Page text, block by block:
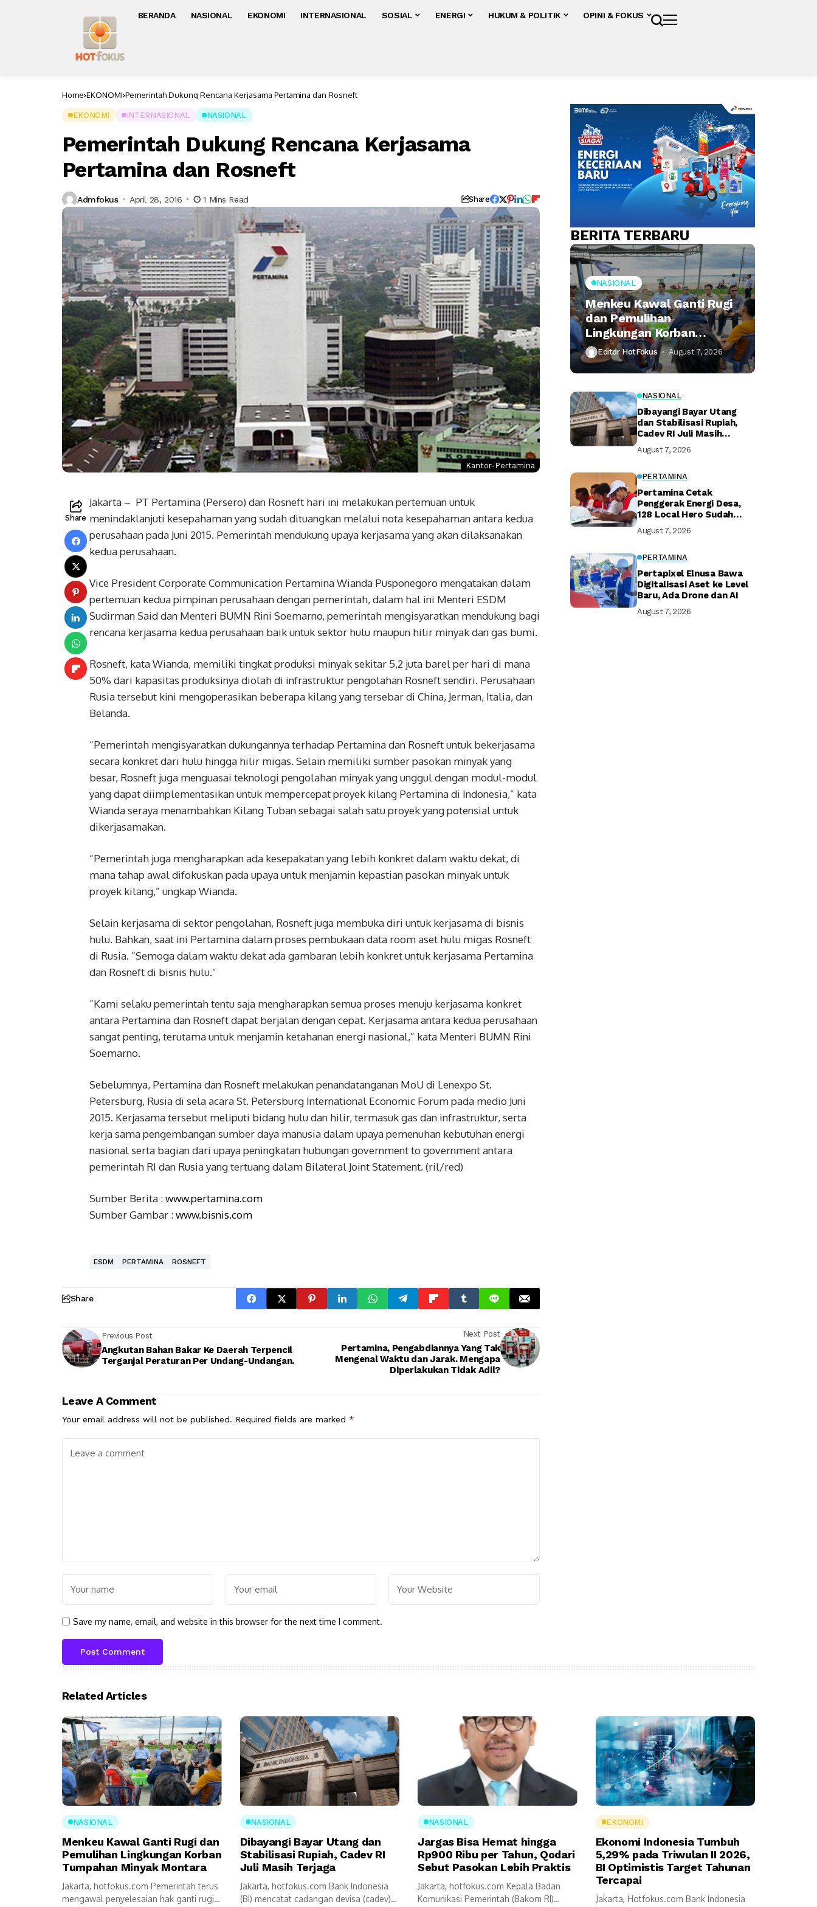
BERANDA NASIONAL EKONOMI INTERNASIONAL SOSIAL ENERGI HUKUM & POLITIK OPINI & FOKUS
Home EKONOMI Pemerintah Dukung Rencana Kerjasama Pertamina dan Rosneft
EKONOMI INTERNASIONAL NASIONAL
Pemerintah Dukung Rencana Kerjasama
Pertamina dan Rosneft
Admfokus April 28, 2016 1 Mins Read Share
Kantor-Pertamina
Share
Jakarta – ‎PT Pertamina (Persero) dan Rosneft hari ini melakukan pertemuan untuk
menindaklanjuti kesepahaman yang sudah dituangkan melalui nota kesepahaman antara kedua
perusahaan pada Juni 2015. Pemerintah mendukung upaya kerjasama yang akan dilaksanakan
kedua perusahaan.
Vice President Corporate Communication Pertamina Wianda Pusponegoro mengatakan dalam
pertemuan kedua pimpinan perusahaan dengan pemerintah, dalam hal ini Menteri ESDM
Sudirman Said dan Menteri BUMN Rini Soemarno, pemerintah mengisyaratkan mendukung bagi
rencana kerjasama kedua perusahaan baik untuk sektor hulu maupun hilir minyak dan gas bumi.
Rosneft, kata Wianda, memiliki tingkat produksi minyak sekitar 5,2 juta barel per hari di mana
50% dari kapasitas produksinya diolah di infrastruktur pengolahan Rosneft sendiri. Perusahaan
Rusia tersebut kini mengoperasikan beberapa kilang yang tersebar di China, Jerman, Italia, dan
Belanda.
“Pemerintah mengisyaratkan dukungannya terhadap Pertamina dan Rosneft untuk bekerjasama
secara konkret dari hulu hingga hilir migas. Selain memiliki sumber pasokan minyak yang
besar, Rosneft juga menguasai teknologi pengolahan minyak yang unggul dengan modul-modul
yang dapat diimplementasikan untuk mempercepat proyek kilang Pertamina di Indonesia,” kata
Wianda seraya menambahkan Kilang Tuban sebagai salah satu proyek yang potensial untuk
dikerjasamakan.
“Pemerintah juga mengharapkan ada kesepakatan yang lebih konkret dalam waktu dekat, di
mana tahap awal difokuskan pada upaya untuk menjamin kepastian pasokan minyak untuk
proyek kilang,” ungkap Wianda.
Selain kerjasama di sektor pengolahan, Rosneft juga membuka diri untuk kerjasama di bisnis
hulu. Bahkan, saat ini Pertamina dalam proses pembukaan data room aset hulu migas Rosneft
di Rusia. “Semoga dalam waktu dekat ada gambaran lebih konkret untuk kerjasama Pertamina
dan Rosneft di bisnis hulu.”
“Kami selaku pemerintah tentu saja mengharapkan semua proses menuju kerjasama konkret
antara Pertamina dan Rosneft dapat berjalan dengan cepat. Kerjasama antara kedua perusahaan
sangat penting, terutama untuk menjamin ketahanan energi nasional,” kata Menteri BUMN Rini
Soemarno.
Sebelumnya, Pertamina dan Rosneft melakukan penandatanganan MoU di Lenexpo St.
Petersburg, Rusia di sela acara St. Petersburg International Economic Forum pada medio Juni
2015. Kerjasama tersebut meliputi bidang hulu dan hilir, termasuk gas dan infrastruktur, serta
kerja sama pengembangan sumber daya manusia dalam upaya pemenuhan kebutuhan energi
nasional serta bagian dari upaya peningkatan hubungan government to government antara
pemerintah RI dan Rusia yang tertuang dalam Bilateral Joint Statement‎. (ril/red)
Sumber Berita :www.pertamina.com
Sumber Gambar :www.bisnis.com
ESDM PERTAMINA ROSNEFT
Share
Previous Post
Angkutan Bahan Bakar Ke Daerah Terpencil
Terganjal Peraturan Per Undang-Undangan.
Next Post
Pertamina, Pengabdiannya Yang Tak
Mengenal Waktu dan Jarak. Mengapa
Diperlakukan Tidak Adil?
Leave A Comment
Your email address will not be published. Required fields are marked *
Save my name, email, and website in this browser for the next time I comment.
BERITA TERBARU
NASIONAL
Menkeu Kawal Ganti Rugi
dan Pemulihan
Lingkungan Korban
Tumpahan Minyak
Montara
Editor HotFokus August 7, 2026
NASIONAL
Dibayangi Bayar Utang
dan Stabilisasi Rupiah,
Cadev RI Juli Masih
August 7, 2026
PERTAMINA
Pertamina Cetak
Penggerak Energi Desa,
128 Local Hero Sudah
August 7, 2026
PERTAMINA
Pertapixel Elnusa Bawa
Digitalisasi Aset ke Level
Baru, Ada Drone dan AI
August 7, 2026
Related Articles
NASIONAL
Menkeu Kawal Ganti Rugi dan
Pemulihan Lingkungan Korban
Tumpahan Minyak Montara
Jakarta, hotfokus.com Pemerintah terus
mengawal penyelesaian hak ganti rugi
NASIONAL
Dibayangi Bayar Utang dan
Stabilisasi Rupiah, Cadev RI
Juli Masih Terjaga
Jakarta, hotfokus.com Bank Indonesia
(BI) mencatat cadangan devisa (cadev)
NASIONAL
Jargas Bisa Hemat hingga
Rp900 Ribu per Tahun, Qodari
Sebut Pasokan Lebih Praktis
Jakarta, hotfokus.com Kepala Badan
Komunikasi Pemerintah (Bakom RI)
EKONOMI
Ekonomi Indonesia Tumbuh
5,29% pada Triwulan II 2026,
BI Optimistis Target Tahunan
Tercapai
Jakarta, Hotfokus.com Bank Indonesia